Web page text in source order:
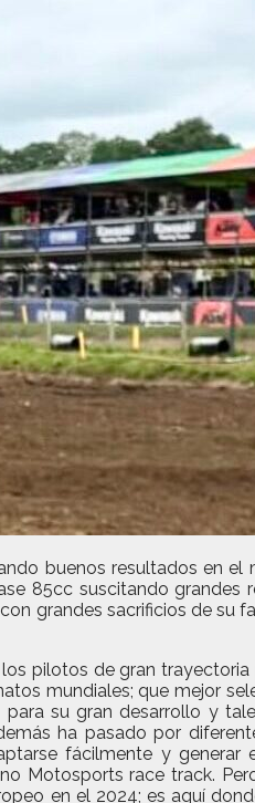
buenos resultados en
85cc suscitando grandes
grandes sacrificios de su
pilotos de gran
mundiales; que mejor
su gran desarrollo y
ha pasado por
fácilmente y generar
Motosports race track.
en el 2024; es aquí